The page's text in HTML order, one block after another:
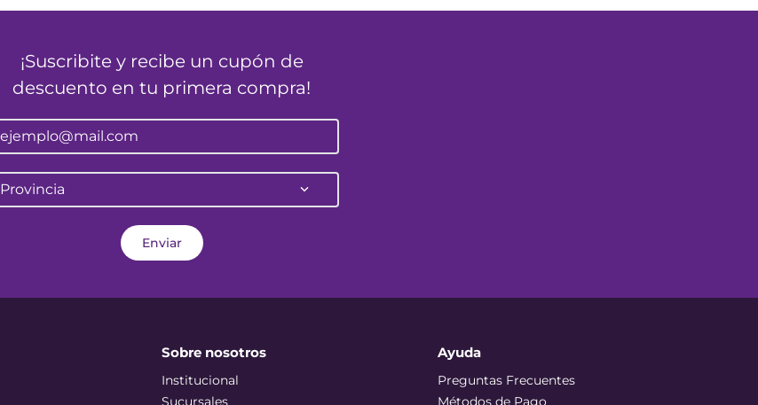
¡Suscribite y recibe un cupón de
descuento en tu primera compra!
Provincia
Enviar
Sobre nosotros
Institucional
Sucursales
Ayuda
Preguntas Frecuentes
Métodos de Pago